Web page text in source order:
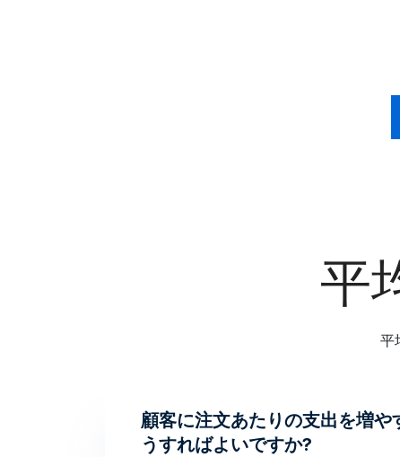
平
平
顧客に注文あたりの支出を増や
うすればよいですか?